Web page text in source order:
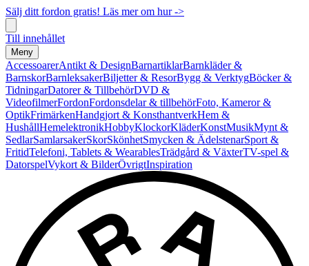
Sälj ditt fordon gratis! Läs mer om hur ->
Till innehållet
Meny
AccessoarerAntikt & DesignBarnartiklarBarnkläder &
BarnskorBarnleksakerBiljetter & ResorBygg & VerktygBöcker &
TidningarDatorer & TillbehörDVD &
VideofilmerFordonFordonsdelar & tillbehörFoto, Kameror &
OptikFrimärkenHandgjort & KonsthantverkHem &
HushållHemelektronikHobbyKlockorKläderKonstMusikMynt &
SedlarSamlarsakerSkorSkönhetSmycken & ÄdelstenarSport &
FritidTelefoni, Tablets & WearablesTrädgård & VäxterTV-spel &
DatorspelVykort & BilderÖvrigtInspiration